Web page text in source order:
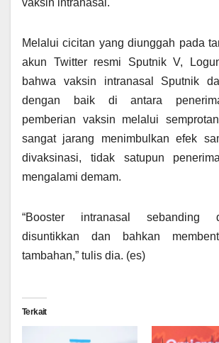
vaksin intranasal.
Melalui cicitan yang diunggah pada
akun Twitter resmi Sputnik V,
bahwa vaksin intranasal Sputnik
dengan baik di antara
pemberian vaksin melalui
sangat jarang menimbulkan efek
divaksinasi, tidak satupun
mengalami demam.
“Booster intranasal sebanding
disuntikkan dan bahkan
tambahan,” tulis dia. (es)
Terkait